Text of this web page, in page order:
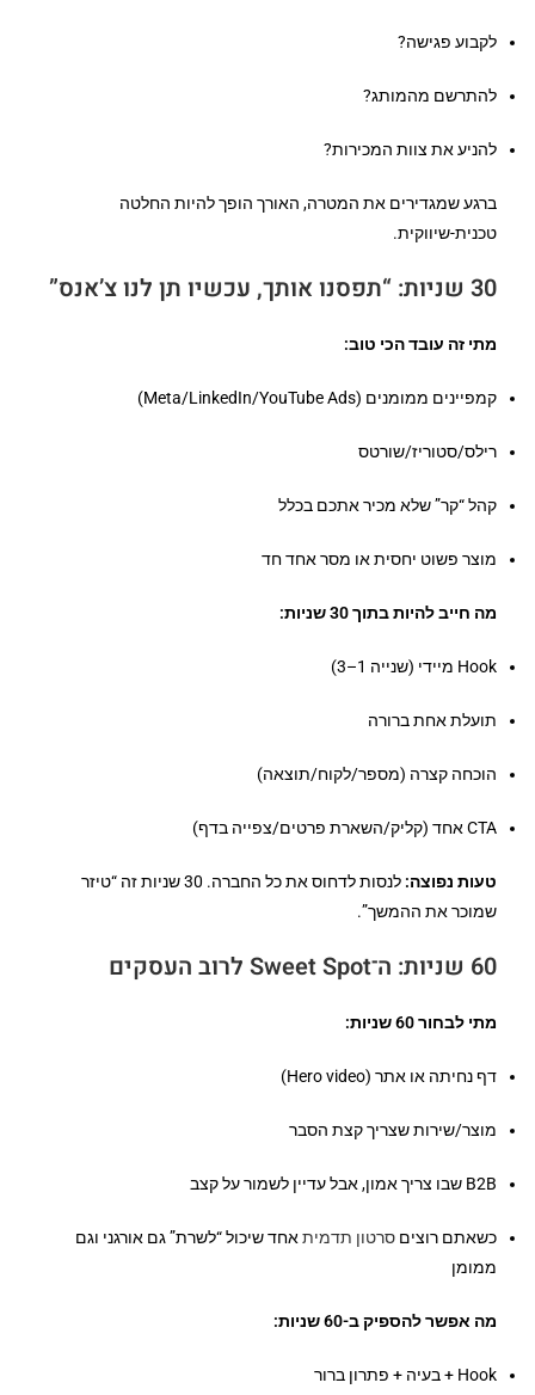
לקבוע פגישה?
להתרשם מהמותג?
להניע את צוות המכירות?
ברגע שמגדירים את המטרה, האורך הופך להיות החלטה
טכנית-שיווקית.
30 שניות: “תפסנו אותך, עכשיו תן לנו צ’אנס”
מתי זה עובד הכי טוב:
קמפיינים ממומנים (Meta/LinkedIn/YouTube Ads)
רילס/סטוריז/שורטס
קהל “קר” שלא מכיר אתכם בכלל
מוצר פשוט יחסית או מסר אחד חד
מה חייב להיות בתוך 30 שניות:
Hook מיידי (שנייה 1–3)
תועלת אחת ברורה
הוכחה קצרה (מספר/לקוח/תוצאה)
CTA אחד (קליק/השארת פרטים/צפייה בדף)
טעות נפוצה:
לנסות לדחוס את כל החברה. 30 שניות זה “טיזר
שמוכר את ההמשך”.
60 שניות: ה־Sweet Spot לרוב העסקים
מתי לבחור 60 שניות:
דף נחיתה או אתר (Hero video)
מוצר/שירות שצריך קצת הסבר
B2B שבו צריך אמון, אבל עדיין לשמור על קצב
כשאתם רוציםסרטון תדמיתאחד שיכול “לשרת” גם אורגני וגם
ממומן
מה אפשר להספיק ב-60 שניות:
Hook + בעיה + פתרון ברור